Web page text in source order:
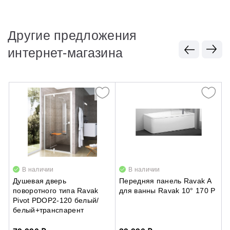
Другие предложения
интернет-магазина
В наличии
Душевая дверь
поворотного типа Ravak
Pivot PDOP2-120 белый/
белый+транспарент
В наличии
Передняя панель Ravak A
для ванны Ravak 10° 170 P